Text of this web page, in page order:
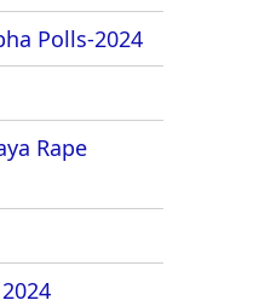
Polls-2024
Rape